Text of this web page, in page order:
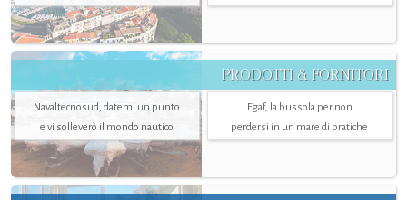
PRODOTTI & FORNITORI
Navaltecnosud, datemi un punto
e vi solleverò il mondo nautico
Egaf, la bussola per non
perdersi in un mare di pratiche